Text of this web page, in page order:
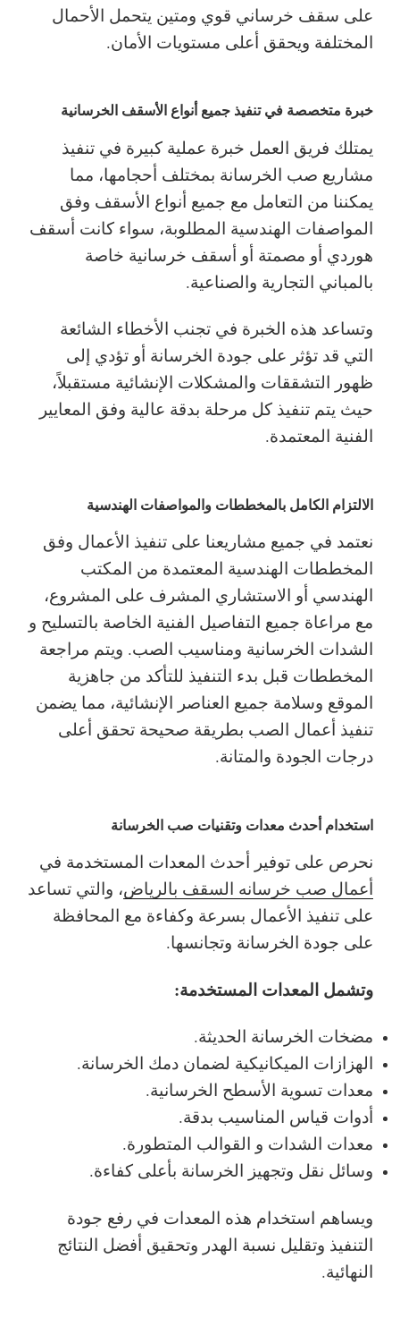
على سقف خرساني قوي ومتين يتحمل الأحمال
المختلفة ويحقق أعلى مستويات الأمان.
خبرة متخصصة في تنفيذ جميع أنواع الأسقف الخرسانية
يمتلك فريق العمل خبرة عملية كبيرة في تنفيذ
مشاريع صب الخرسانة بمختلف أحجامها، مما
يمكننا من التعامل مع جميع أنواع الأسقف وفق
المواصفات الهندسية المطلوبة، سواء كانت أسقف
هوردي أو مصمتة أو أسقف خرسانية خاصة
بالمباني التجارية والصناعية.
وتساعد هذه الخبرة في تجنب الأخطاء الشائعة
التي قد تؤثر على جودة الخرسانة أو تؤدي إلى
ظهور التشققات والمشكلات الإنشائية مستقبلاً،
حيث يتم تنفيذ كل مرحلة بدقة عالية وفق المعايير
الفنية المعتمدة.
الالتزام الكامل بالمخططات والمواصفات الهندسية
نعتمد في جميع مشاريعنا على تنفيذ الأعمال وفق
المخططات الهندسية المعتمدة من المكتب
الهندسي أو الاستشاري المشرف على المشروع،
مع مراعاة جميع التفاصيل الفنية الخاصة بالتسليح و
الشدات الخرسانية ومناسيب الصب. ويتم مراجعة
المخططات قبل بدء التنفيذ للتأكد من جاهزية
الموقع وسلامة جميع العناصر الإنشائية، مما يضمن
تنفيذ أعمال الصب بطريقة صحيحة تحقق أعلى
درجات الجودة والمتانة.
استخدام أحدث معدات وتقنيات صب الخرسانة
نحرص على توفير أحدث المعدات المستخدمة في
أعمال صب خرسانه السقف بالرياض، والتي تساعد
على تنفيذ الأعمال بسرعة وكفاءة مع المحافظة
على جودة الخرسانة وتجانسها.
وتشمل المعدات المستخدمة:
مضخات الخرسانة الحديثة.
الهزازات الميكانيكية لضمان دمك الخرسانة.
معدات تسوية الأسطح الخرسانية.
أدوات قياس المناسيب بدقة.
معدات الشدات و القوالب المتطورة.
وسائل نقل وتجهيز الخرسانة بأعلى كفاءة.
ويساهم استخدام هذه المعدات في رفع جودة
التنفيذ وتقليل نسبة الهدر وتحقيق أفضل النتائج
النهائية.